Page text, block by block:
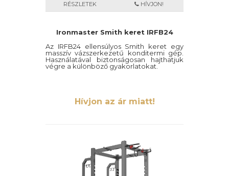
RÉSZLETEK HÍVJON!
Ironmaster Smith keret IRFB24
Az IRFB24 ellensúlyos Smith keret egy
masszív vázszerkezetű konditermi gép.
Használatával biztonságosan hajthatjuk
végre a különböző gyakorlatokat.
Hívjon az ár miatt!